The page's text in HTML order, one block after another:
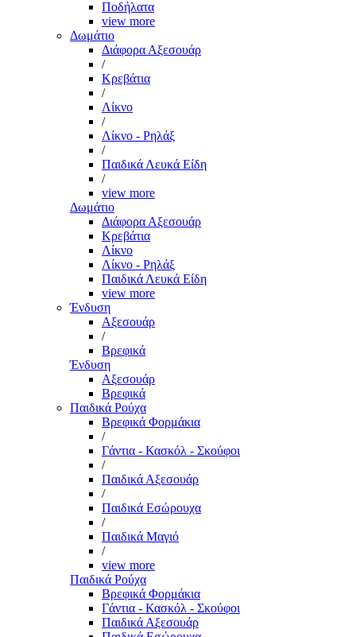
Ποδήλατα
view more
Δωμάτιο
Διάφορα Αξεσουάρ
/
Κρεβάτια
/
Λίκνο
/
Λίκνο - Ρηλάξ
/
Παιδικά Λευκά Είδη
/
view more
Δωμάτιο
Διάφορα Αξεσουάρ
Κρεβάτια
Λίκνο
Λίκνο - Ρηλάξ
Παιδικά Λευκά Είδη
view more
Ένδυση
Αξεσουάρ
/
Βρεφικά
Ένδυση
Αξεσουάρ
Βρεφικά
Παιδικά Ρούχα
Βρεφικά Φορμάκια
/
Γάντια - Κασκόλ - Σκούφοι
/
Παιδικά Αξεσουάρ
/
Παιδικά Εσώρουχα
/
Παιδικά Μαγιό
/
view more
Παιδικά Ρούχα
Βρεφικά Φορμάκια
Γάντια - Κασκόλ - Σκούφοι
Παιδικά Αξεσουάρ